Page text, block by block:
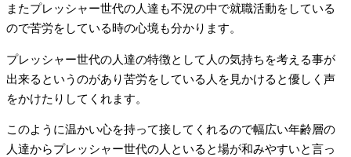
またプレッシャー世代の人達も不況の中で就職活動をしている
ので苦労をしている時の心境も分かります。
プレッシャー世代の人達の特徴として人の気持ちを考える事が
出来るというのがあり苦労をしている人を見かけると優しく声
をかけたりしてくれます。
このように温かい心を持って接してくれるので幅広い年齢層の
人達からプレッシャー世代の人といると場が和みやすいと言っ